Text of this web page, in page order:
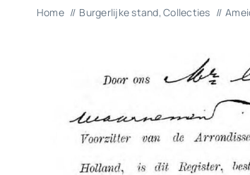
Home Burgerlijke stand Collecties